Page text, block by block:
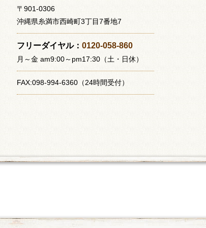
〒901-0306
沖縄県糸満市西崎町3丁目7番地7
フリーダイヤル： 0120-058-860
月～金 am9:00～pm17:30（土・日休）
FAX:098-994-6360（24時間受付）